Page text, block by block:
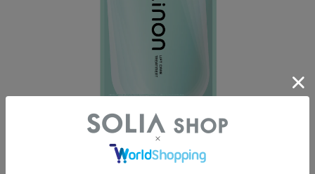
リノン リフトケアトリートメント（つめかえ）
で「スカルプ×フェイスラインケア